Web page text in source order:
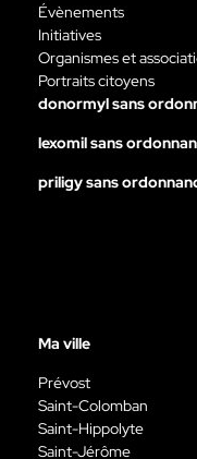
Évènements
Initiatives
Organismes et
Portraits citoyens
donormyl sans
lexomil sans
priligy sans
Ma ville
Prévost
Saint-Colomban
Saint-Hippolyte
Saint-Jérôme